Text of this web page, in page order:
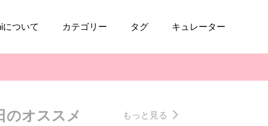
ついて カテゴリー タグ キュレーター
のオススメ もっと見る